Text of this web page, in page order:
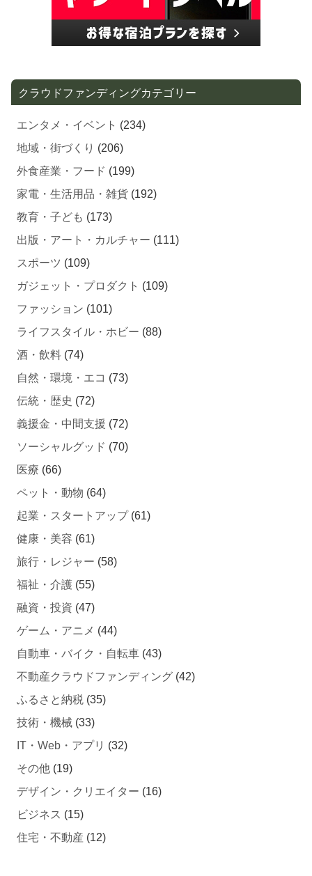
エンタメ・イベント(234)
地域・街づくり(206)
外食産業・フード(199)
家電・生活用品・雑貨(192)
教育・子ども(173)
出版・アート・カルチャー
スポーツ (109)
ガジェット・プロダクト
ファッション (101)
ライフスタイル・ホビー
酒・飲料 (74)
自然・環境・エコ
伝統・歴史 (72)
義援金・中間支援
ソーシャルグッド (70)
医療 (66)
ペット・動物
起業・スタートアップ
健康・美容 (61)
旅行・レジャー
福祉・介護(55)
融資・投資 (47)
ゲーム・アニメ
自動車・バイク・自転車
不動産クラウドファンディング
ふるさと納税 (35)
技術・機械(33)
IT・Web・アプリ
その他(19)
デザイン・クリエイター
ビジネス (15)
住宅・不動産